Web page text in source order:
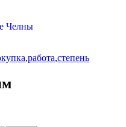
Челны
,работа,степень